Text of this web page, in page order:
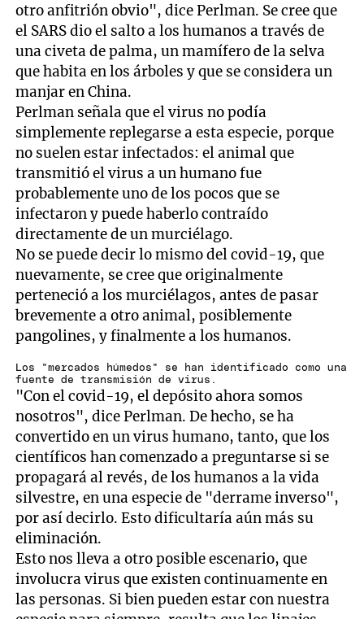
otro anfitrión obvio", dice Perlman. Se cree que
el SARS dio el salto a los humanos a través de
una civeta de palma, un mamífero de la selva
que habita en los árboles y que se considera un
manjar en China.
Perlman señala que el virus no podía
simplemente replegarse a esta especie, porque
no suelen estar infectados: el animal que
transmitió el virus a un humano fue
probablemente uno de los pocos que se
infectaron y puede haberlo contraído
directamente de un murciélago.
No se puede decir lo mismo del covid-19, que
nuevamente, se cree que originalmente
perteneció a los murciélagos, antes de pasar
brevemente a otro animal, posiblemente
pangolines, y finalmente a los humanos.
Los "mercados húmedos" se han identificado como una
fuente de transmisión de virus.
"Con el covid-19, el depósito ahora somos
nosotros", dice Perlman. De hecho, se ha
convertido en un virus humano, tanto, que los
científicos han comenzado a preguntarse si se
propagará al revés, de los humanos a la vida
silvestre, en una especie de "derrame inverso",
por así decirlo. Esto dificultaría aún más su
eliminación.
Esto nos lleva a otro posible escenario, que
involucra virus que existen continuamente en
las personas. Si bien pueden estar con nuestra